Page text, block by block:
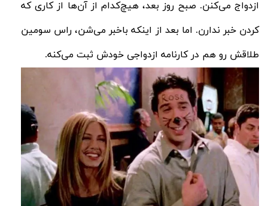
ازدواج می‌کنن. صبح روز بعد، هیچ‌کدام از آن‌ها از کاری که
کردن خبر ندارن. اما بعد از اینکه باخبر می‌شن، راس سومین
طلاقش رو هم در کارنامه ازدواجی خودش ثبت‌ می‌کنه.